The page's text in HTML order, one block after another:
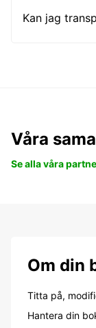
Kan jag
Våra
Se alla våra
Om din
Titta på,
Hantera din